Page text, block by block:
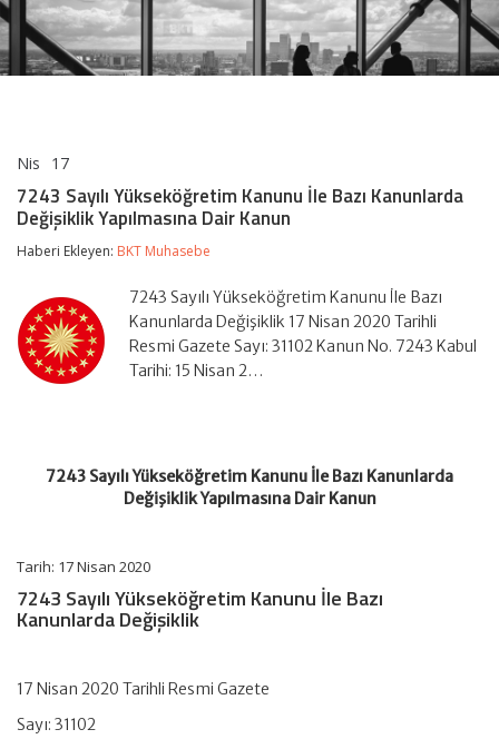
Nis 17
Yükseköğretim
Kanunu
Bazı
Değişiklik
Yapılmasına
Dair
Kanun
için
7243 Sayılı Yükseköğretim Kanunu İle Bazı Kanunlarda
Değişiklik Yapılmasına Dair Kanun
Haberi Ekleyen: BKT Muhasebe
7243 Sayılı Yükseköğretim Kanunu İle Bazı
Kanunlarda Değişiklik 17 Nisan 2020 Tarihli
Resmi Gazete Sayı: 31102 Kanun No. 7243 Kabul
Tarihi: 15 Nisan 2…
7243 Sayılı Yükseköğretim Kanunu İle Bazı Kanunlarda
Değişiklik Yapılmasına Dair Kanun
Tarih: 17 Nisan 2020
7243 Sayılı Yükseköğretim Kanunu İle Bazı
Kanunlarda Değişiklik
17 Nisan 2020 Tarihli Resmi Gazete
Sayı: 31102